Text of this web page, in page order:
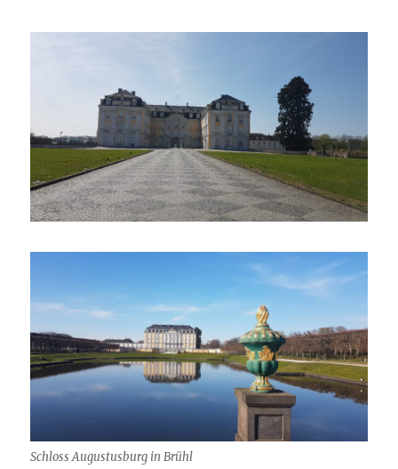
Schloss Augustusburg in Brühl